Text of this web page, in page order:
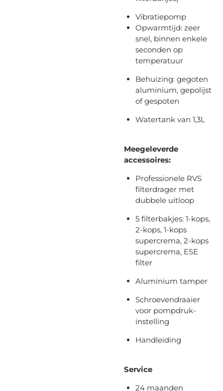
Vibratiepomp
Opwarmtijd: zeer
snel, binnen enkele
seconden op
temperatuur
Behuizing: gegoten
aluminium, gepolijst
of gespoten
Watertank van 1,3L
Meegeleverde
accessoires:
Professionele RVS
filterdrager met
dubbele uitloop
5 filterbakjes: 1-kops,
2-kops, 1-kops
supercrema, 2-kops
supercrema, ESE
filter
Aluminium tamper
Schroevendraaier
voor pompdruk-
instelling
Handleiding
Service
24 maanden